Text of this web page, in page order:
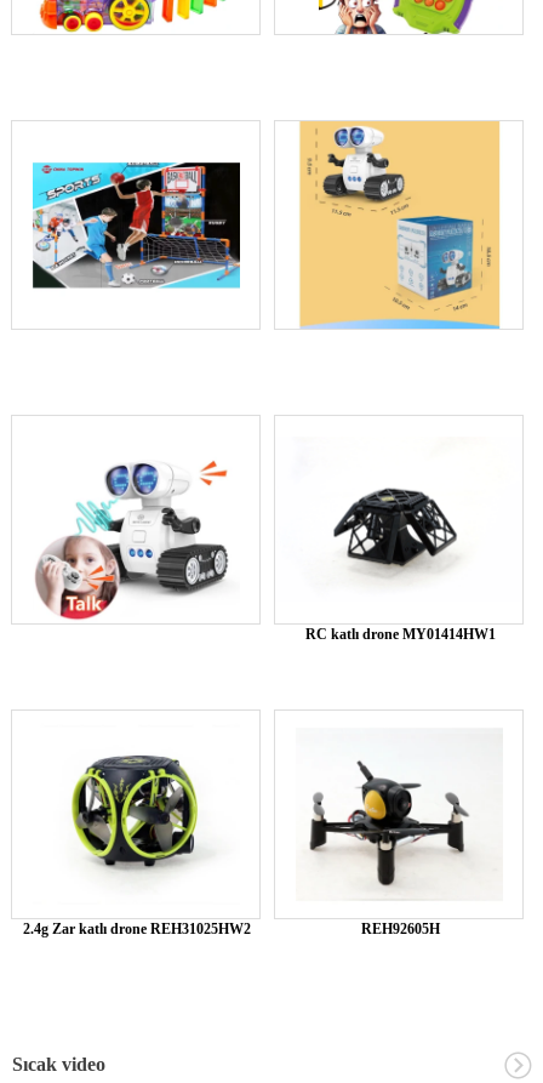
RC katlı drone MY01414HW1
2.4g Zar katlı drone REH31025HW2 REH92605H
Sıcak video